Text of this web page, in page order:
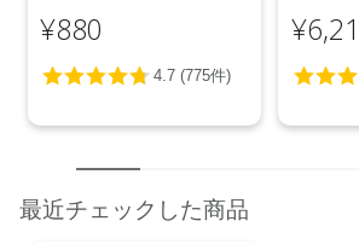
トニング＞ 100g
¥880
カリ＞
最近チェックした商品